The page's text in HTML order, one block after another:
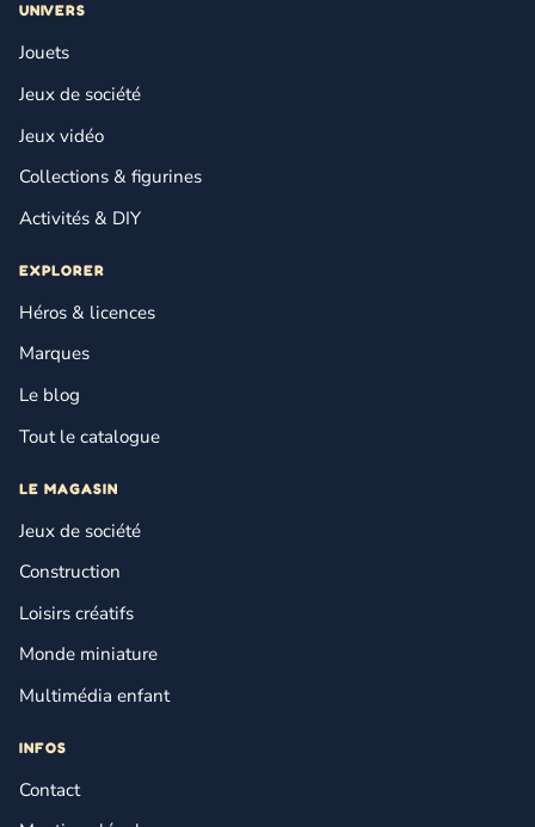
UNIVERS
Jouets
Jeux de société
Jeux vidéo
Collections & figurines
Activités & DIY
EXPLORER
Héros & licences
Marques
Le blog
Tout le catalogue
LE MAGASIN
Jeux de société
Construction
Loisirs créatifs
Monde miniature
Multimédia enfant
INFOS
Contact